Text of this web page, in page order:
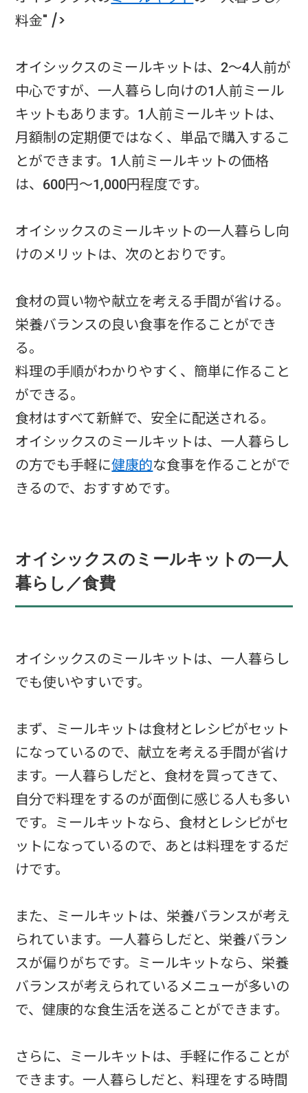
料金" />
オイシックスのミールキットは、2〜4人前が
中心ですが、一人暮らし向けの1人前ミール
キットもあります。1人前ミールキットは、
月額制の定期便ではなく、単品で購入するこ
とができます。1人前ミールキットの価格
は、600円〜1,000円程度です。
オイシックスのミールキットの一人暮らし向
けのメリットは、次のとおりです。
食材の買い物や献立を考える手間が省ける。
栄養バランスの良い食事を作ることができ
る。
料理の手順がわかりやすく、簡単に作ること
ができる。
食材はすべて新鮮で、安全に配送される。
オイシックスのミールキットは、一人暮らし
の方でも手軽に健康的な食事を作ることがで
きるので、おすすめです。
オイシックスのミールキットの一人
暮らし／食費
オイシックスのミールキットは、一人暮らし
でも使いやすいです。
まず、ミールキットは食材とレシピがセット
になっているので、献立を考える手間が省け
ます。一人暮らしだと、食材を買ってきて、
自分で料理をするのが面倒に感じる人も多い
です。ミールキットなら、食材とレシピがセ
ットになっているので、あとは料理をするだ
けです。
また、ミールキットは、栄養バランスが考え
られています。一人暮らしだと、栄養バラン
スが偏りがちです。ミールキットなら、栄養
バランスが考えられているメニューが多いの
で、健康的な食生活を送ることができます。
さらに、ミールキットは、手軽に作ることが
できます。一人暮らしだと、料理をする時間